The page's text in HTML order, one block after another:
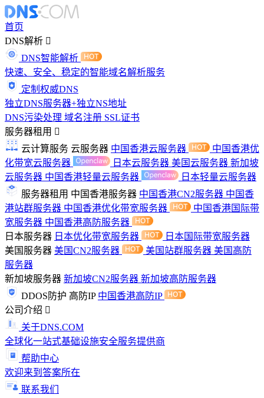
首页
DNS解析
DNS智能解析
快速、安全、稳定的智能域名解析服务
定制权威DNS
独立DNS服务器+独立NS地址
DNS污染处理 域名注册 SSL证书
服务器租用
云计算服务 云服务器 中国香港云服务器
中国香港优
化带宽云服务器
日本云服务器 美国云服务器 新加坡
云服务器 中国香港轻量云服务器
日本轻量云服务器
服务器租用 中国香港服务器 中国香港CN2服务器 中国香
港站群服务器 中国香港优化带宽服务器
中国香港国际带
宽服务器 中国香港高防服务器
日本服务器 日本优化带宽服务器
日本国际带宽服务器
美国服务器 美国CN2服务器 美国站群服务器 美国高防
服务器
新加坡服务器 新加坡CN2服务器 新加坡高防服务器
DDOS防护 高防IP 中国香港高防IP
公司介绍
关于DNS.COM
全球化一站式基础设施安全服务提供商
帮助中心
欢迎来到答案所在
联系我们